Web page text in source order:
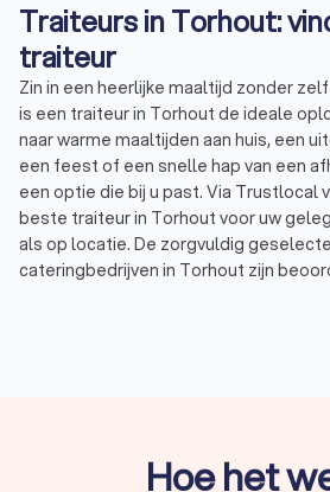
Traiteurs in Torhout:
traiteur
Zin in een heerlijke maaltijd zonder
is een traiteur in Torhout de ideale oplossing. Bent u op zoek
naar warme maaltijden aan huis, een
een feest of een snelle hap van een
een optie die bij u past. Via Trustlocal
beste traiteur in Torhout voor uw
als op locatie. De zorgvuldig
cateringbedrijven in Torhout zijn
Hoe het